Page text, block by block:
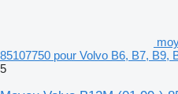
85107750 pour Volvo B6, B7, B9,
5